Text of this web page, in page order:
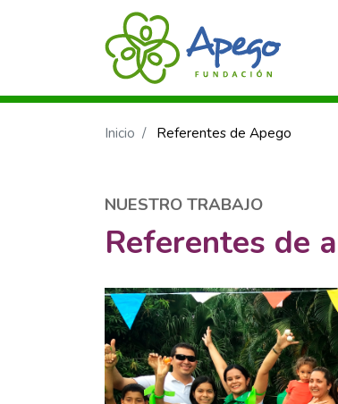
Inicio Referentes de Apego
NUESTRO TRABAJO
Referentes de